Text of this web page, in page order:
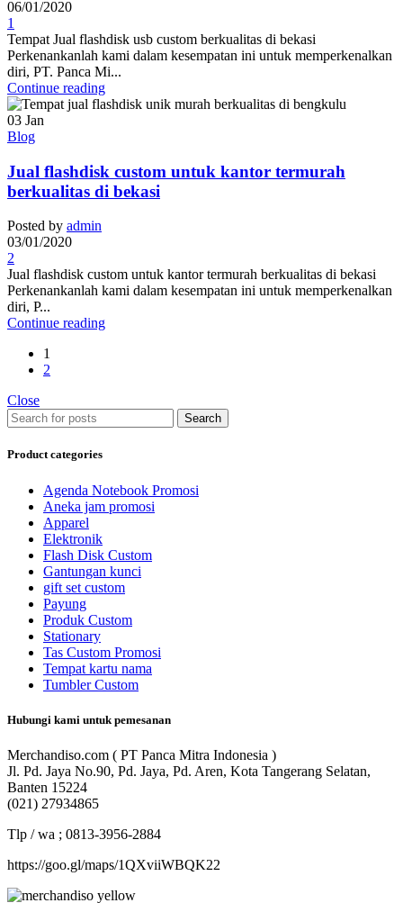
06/01/2020
1
Tempat Jual flashdisk usb custom berkualitas di bekasi
Perkenankanlah kami dalam kesempatan ini untuk memperkenalkan
diri, PT. Panca Mi...
Continue reading
03 Jan
Blog
Jual flashdisk custom untuk kantor termurah
berkualitas di bekasi
Posted by admin
03/01/2020
2
Jual flashdisk custom untuk kantor termurah berkualitas di bekasi
Perkenankanlah kami dalam kesempatan ini untuk memperkenalkan
diri, P...
Continue reading
1
2
Close
Search
Product categories
Agenda Notebook Promosi
Aneka jam promosi
Apparel
Elektronik
Flash Disk Custom
Gantungan kunci
gift set custom
Payung
Produk Custom
Stationary
Tas Custom Promosi
Tempat kartu nama
Tumbler Custom
Hubungi kami untuk pemesanan
Merchandiso.com ( PT Panca Mitra Indonesia )
Jl. Pd. Jaya No.90, Pd. Jaya, Pd. Aren, Kota Tangerang Selatan,
Banten 15224
(021) 27934865
Tlp / wa ; 0813-3956-2884
https://goo.gl/maps/1QXviiWBQK22